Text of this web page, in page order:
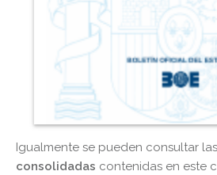
Igualmente se pueden consultar las
consolidadas contenidas en este